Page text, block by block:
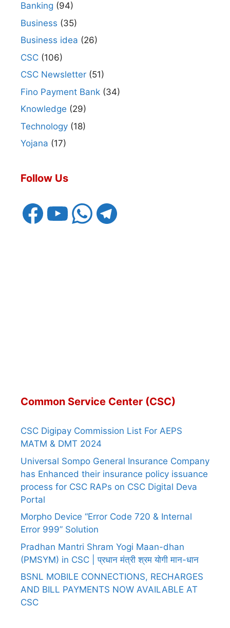
Banking (94)
Business (35)
Business idea (26)
CSC (106)
CSC Newsletter (51)
Fino Payment Bank (34)
Knowledge (29)
Technology (18)
Yojana (17)
Follow Us
FacebookYouTubeWhatsAppTelegram
Common Service Center (CSC)
CSC Digipay Commission List For AEPS
MATM & DMT 2024
Universal Sompo General Insurance Company
has Enhanced their insurance policy issuance
process for CSC RAPs on CSC Digital Deva
Portal
Morpho Device “Error Code 720 & Internal
Error 999” Solution
Pradhan Mantri Shram Yogi Maan-dhan
(PMSYM) in CSC | प्रधान मंत्री श्रम योगी मान-धान
BSNL MOBILE CONNECTIONS, RECHARGES
AND BILL PAYMENTS NOW AVAILABLE AT
CSC